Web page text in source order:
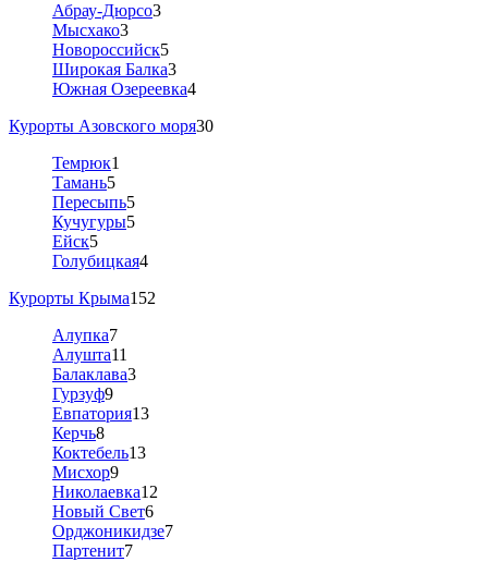
Абрау-Дюрсо3
Мысхако3
Новороссийск5
Широкая Балка3
Южная Озереевка4
Курорты Азовского моря30
Темрюк1
Тамань5
Пересыпь5
Кучугуры5
Ейск5
Голубицкая4
Курорты Крыма152
Алупка7
Алушта11
Балаклава3
Гурзуф9
Евпатория13
Керчь8
Коктебель13
Мисхор9
Николаевка12
Новый Свет6
Орджоникидзе7
Партенит7